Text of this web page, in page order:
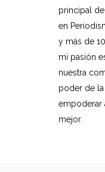
principal
en
y más de
mi pasión
nuestra
poder de
empoderar
mejor.